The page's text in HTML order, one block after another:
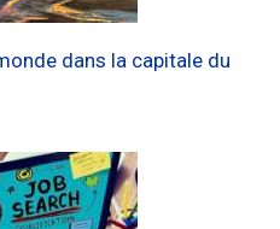
dans la capitale du